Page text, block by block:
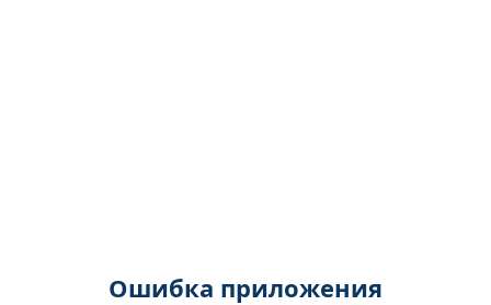
Ошибка приложения